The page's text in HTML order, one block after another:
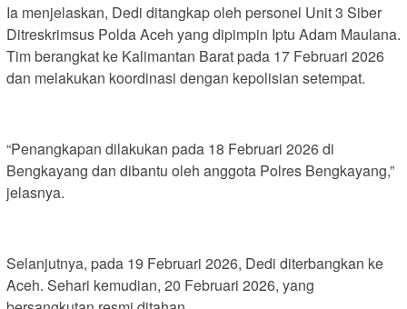
Ia menjelaskan, Dedi ditangkap oleh personel Unit 3 Siber
Ditreskrimsus Polda Aceh yang dipimpin Iptu Adam Maulana.
Tim berangkat ke Kalimantan Barat pada 17 Februari 2026
dan melakukan koordinasi dengan kepolisian setempat.
“Penangkapan dilakukan pada 18 Februari 2026 di
Bengkayang dan dibantu oleh anggota Polres Bengkayang,”
jelasnya.
Selanjutnya, pada 19 Februari 2026, Dedi diterbangkan ke
Aceh. Sehari kemudian, 20 Februari 2026, yang